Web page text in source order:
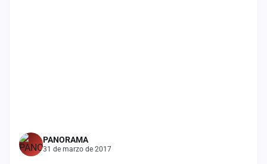
PANORAMA
31 de marzo de 2017
Iniciar
sesión